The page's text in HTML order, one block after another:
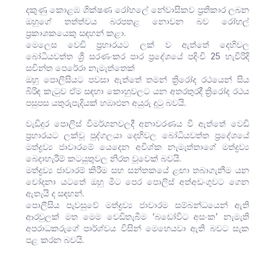
දකුණු කොළඹ ශික්ෂණ රෝහලේ නේවාසිකව ප්‍රතිකාර ලබන
ඔහුගේ තත්ත්වය බරපතළ නොවන බව රෝහල්
ප්‍රකාශකයෙකු සඳහන් කළා.
මෙලෙස වෙඩි ප්‍රහාරයට ලක් ව ඇත්තේ දෙහිවල
බෝධියවත්ත ශ්‍රී සරණංකර පාර ප්‍රදේශයේ පදිංචි 25 හැවිරිදි
සචින්ත පෙරේරා නැමැත්තෙක්
ඔහු පොලිසියට පවසා ඇත්තේ තමන් ත්‍රිරෝද රථයෙන් සිය
බිරිඳ කැටුව ඒම සඳහා කොහුවලට යන අතරතුරදී ත්‍රිරෝද රථය
පසුපස යතුරුපැදියක් හඹාඑන අයුරු දුටු බවයි.
වැඩිදුර පොලිස් විමර්ශනවලදී අනාවරණය වී ඇත්තේ වෙඩි
ප්‍රහාරයට ලක්වූ පුද්ගලයා දෙහිවල බෝධියවත්ත ප්‍රදේශයේ
මත්ද්‍රව්‍ය ජාවාරමේ යෙදෙන අවිශ්ක නැමැත්තාගේ මත්ද්‍රව්‍ය
බෙදාහැරීම් කටයුතුවල නිරත වූවෙක් බවයි.
මත්ද්‍රව්‍ය ජාවාරම් කිරීම සහ සන්තකයේ ළඟා තබාගැනීම යන
චෝදනා යටතේ ඔහු මීට පෙර පොලිස් අත්අඩංගුවට ගෙන
ඇතැයි ද සඳහන්.
පොලීසිය පැවසුවේ මත්ද්‍රව්‍ය ජාවාරම සම්බන්ධයෙන් ඇති
ආරවුලක් මත මෙම වෙඩිතැබීම ‘බඩෝවිට අසංක’ නැමැති
අපරාධකරුගේ පාර්ශ්වය විසින් මෙහෙයවා ඇති බවට සැක
පළ කරන බවයි.